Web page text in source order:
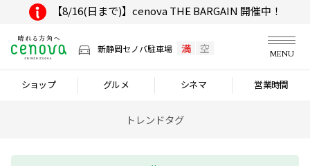
【8/16(日まで)】cenova THE BARGAIN 開催中！
新静岡セノバ駐車場 満 空 MENU
ショップ グルメ シネマ 営業時間
トレンドタグ